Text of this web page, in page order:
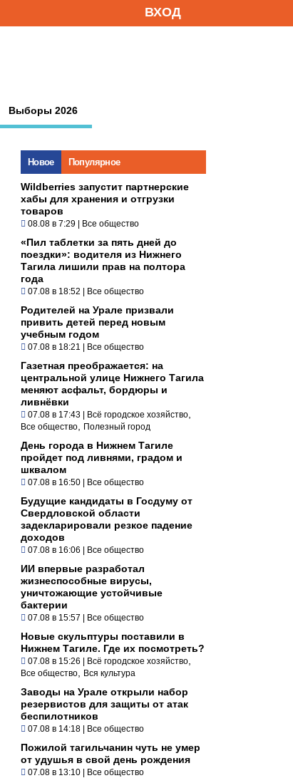
ВХОД
Выборы 2026
Новое Популярное
Wildberries запустит партнерские
хабы для хранения и отгрузки
товаров
08.08 в 7:29 | Все общество
«Пил таблетки за пять дней до
поездки»: водителя из Нижнего
Тагила лишили прав на полтора
года
07.08 в 18:52 | Все общество
Родителей на Урале призвали
привить детей перед новым
учебным годом
07.08 в 18:21 | Все общество
Газетная преображается: на
центральной улице Нижнего Тагила
меняют асфальт, бордюры и
ливнёвки
07.08 в 17:43 | Всё городское хозяйство
Все общество Полезный город
День города в Нижнем Тагиле
пройдет под ливнями, градом и
шквалом
07.08 в 16:50 | Все общество
Будущие кандидаты в Госдуму от
Свердловской области
задекларировали резкое падение
доходов
07.08 в 16:06 | Все общество
ИИ впервые разработал
жизнеспособные вирусы,
уничтожающие устойчивые
бактерии
07.08 в 15:57 | Все общество
Новые скульптуры поставили в
Нижнем Тагиле. Где их посмотреть?
07.08 в 15:26 | Всё городское хозяйство
Все общество Вся культура
Заводы на Урале открыли набор
резервистов для защиты от атак
беспилотников
07.08 в 14:18 | Все общество
Пожилой тагильчанин чуть не умер
от удушья в свой день рождения
07.08 в 13:10 | Все общество